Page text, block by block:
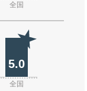
全国
5.0
全国